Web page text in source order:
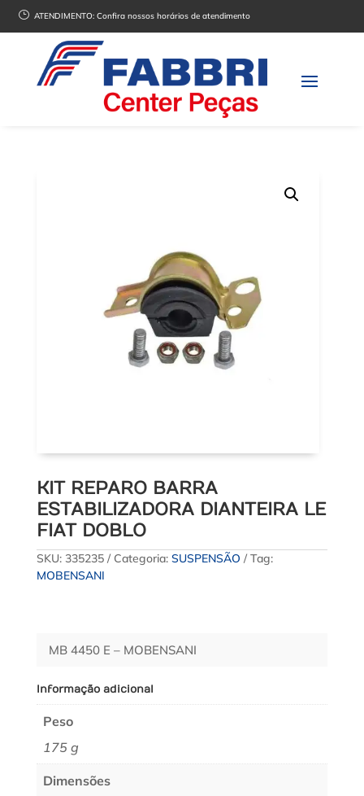
} ATENDIMENTO:Confira nossos horários de atendimento
KIT REPARO BARRA
ESTABILIZADORA DIANTEIRA LE
FIAT DOBLO
SKU: 335235 Categoria: SUSPENSÃO
Tag:
MOBENSANI
MB 4450 E – MOBENSANI
Informação adicional
Peso
175 g
Dimensões